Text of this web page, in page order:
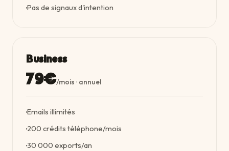
·Pas de signaux d'intention
Business
79€/mois · annuel
·Emails illimités
·200 crédits téléphone/mois
·30 000 exports/an